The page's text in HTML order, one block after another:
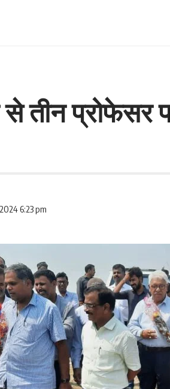
तीन प्रोफेसर
6:23 pm